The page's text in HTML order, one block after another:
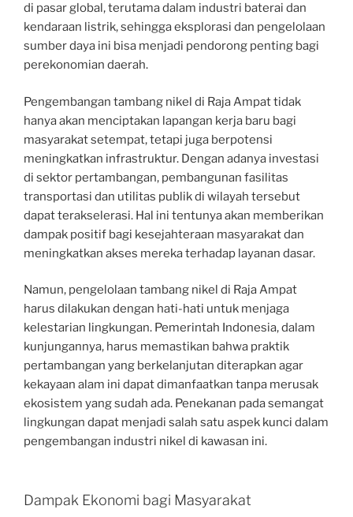
di pasar global, terutama dalam industri baterai dan
kendaraan listrik, sehingga eksplorasi dan pengelolaan
sumber daya ini bisa menjadi pendorong penting bagi
perekonomian daerah.
Pengembangan tambang nikel di Raja Ampat tidak
hanya akan menciptakan lapangan kerja baru bagi
masyarakat setempat, tetapi juga berpotensi
meningkatkan infrastruktur. Dengan adanya investasi
di sektor pertambangan, pembangunan fasilitas
transportasi dan utilitas publik di wilayah tersebut
dapat terakselerasi. Hal ini tentunya akan memberikan
dampak positif bagi kesejahteraan masyarakat dan
meningkatkan akses mereka terhadap layanan dasar.
Namun, pengelolaan tambang nikel di Raja Ampat
harus dilakukan dengan hati-hati untuk menjaga
kelestarian lingkungan. Pemerintah Indonesia, dalam
kunjungannya, harus memastikan bahwa praktik
pertambangan yang berkelanjutan diterapkan agar
kekayaan alam ini dapat dimanfaatkan tanpa merusak
ekosistem yang sudah ada. Penekanan pada semangat
lingkungan dapat menjadi salah satu aspek kunci dalam
pengembangan industri nikel di kawasan ini.
Dampak Ekonomi bagi Masyarakat